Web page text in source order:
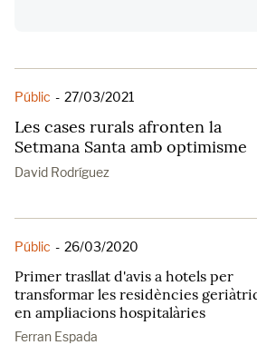
Públic - 27/03/2021
Les cases rurals afronten la
Setmana Santa amb optimisme
David Rodríguez
Públic - 26/03/2020
Primer trasllat d'avis a hotels per
transformar les residències
en ampliacions hospitalàries
Ferran Espada